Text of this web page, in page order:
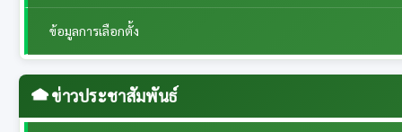
ข้อมูลการเลือกตั้ง
ข่าวประชาสัมพันธ์